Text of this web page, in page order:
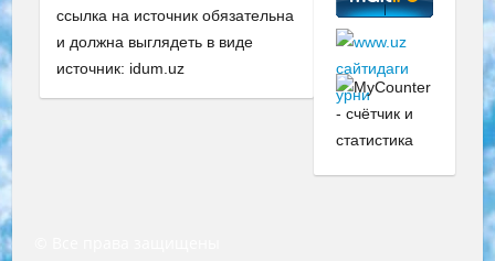
ссылка на источник обязательна
и должна выглядеть в виде
источник: idum.uz